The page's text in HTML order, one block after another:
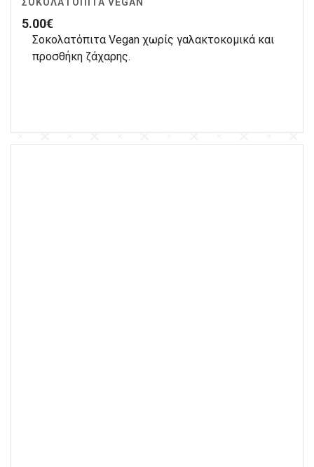
ΣΟΚΟΛΑΤΌΠΙΤΑ VEGAN
5.00€
Σοκολατόπιτα Vegan χωρίς γαλακτοκομικά και
προσθήκη ζάχαρης.